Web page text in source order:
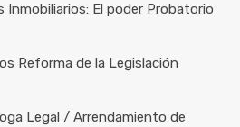
Inmobiliarios: El poder Probatorio
Reforma de la Legislación
Legal / Arrendamiento de